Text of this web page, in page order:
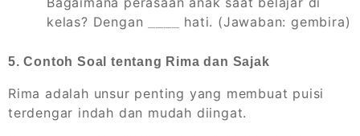
kelas? Dengan
hati. (Jawaban: gembira)
5. Contoh Soal tentang Rima dan Sajak
Rima adalah unsur penting yang membuat puisi
terdengar indah dan mudah diingat.